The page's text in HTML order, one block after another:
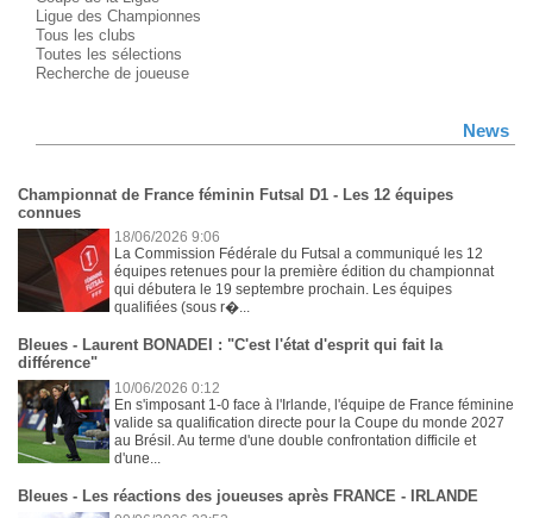
Ligue des Championnes
Tous les clubs
Toutes les sélections
Recherche de joueuse
News
Championnat de France féminin Futsal D1 - Les 12 équipes
connues
18/06/2026 9:06
La Commission Fédérale du Futsal a communiqué les 12
équipes retenues pour la première édition du championnat
qui débutera le 19 septembre prochain. Les équipes
qualifiées (sous r�...
Bleues - Laurent BONADEI : "C'est l'état d'esprit qui fait la
différence"
10/06/2026 0:12
En s'imposant 1-0 face à l'Irlande, l'équipe de France féminine
valide sa qualification directe pour la Coupe du monde 2027
au Brésil. Au terme d'une double confrontation difficile et
d'une...
Bleues - Les réactions des joueuses après FRANCE - IRLANDE